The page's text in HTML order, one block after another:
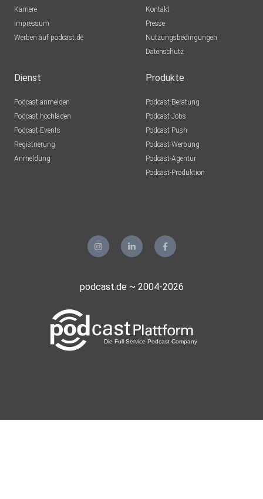
Pixel13
Langenau
BernhardK
AnomalienAndi
claudia.g.bender
Paulyne
Karriere
Impressum
Werben auf podcast.de
Kontakt
Presse
Nutzungsbedingungen
Datenschutz
Dienst
Podcast anmelden
Podcast hochladen
Podcast-Events
Registrierung
Anmeldung
Produkte
Podcast-Beratung
Podcast-Jobs
Podcast-Push
Podcast-Werbung
Podcast-Agentur
Podcast-Produktion
podcast.de ~ 2004-2026